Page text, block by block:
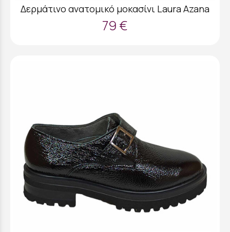
Δερμάτινο ανατομικό μοκασίνι Laura Azana
79 €